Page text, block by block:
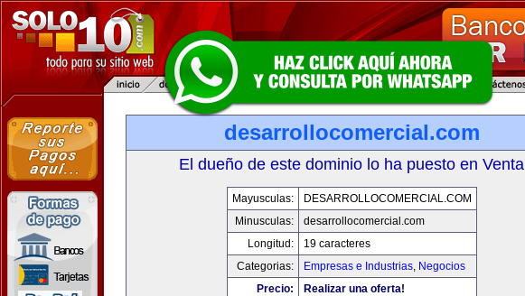
desarrollocomercial.com
El dueño de este dominio lo ha puesto en Venta
Mayusculas:
DESARROLLOCOMERCIAL.COM
Minusculas:
desarrollocomercial.com
Longitud:
19 caracteres
Categorias:
Empresas e Industrias, Negocios
Precio:
Realizar una oferta!